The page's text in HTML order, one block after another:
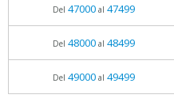
Del 47000al 47499
Del 48000al 48499
Del 49000al 49499